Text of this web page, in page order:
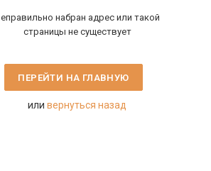
набран адрес или такой
страницы не существует
ПЕРЕЙТИ НА ГЛАВНУЮ
или вернуться назад